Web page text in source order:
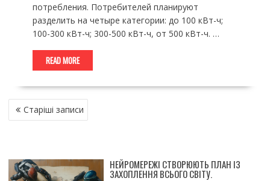
потребления. Потребителей планируют
разделить на четыре категории: до 100 кВт-ч;
100-300 кВт-ч; 300-500 кВт-ч, от 500 кВт-ч. …
READ MORE
НАВІГАЦІЯ
ЗА Старіші записи
НЕЙРОМЕРЕЖІ СТВОРЮЮТЬ ПЛАН ІЗ
ЗАХОПЛЕННЯ ВСЬОГО СВІТУ.